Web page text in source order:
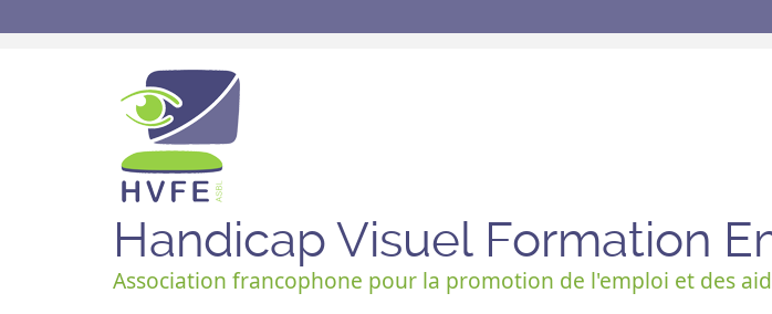
Handicap Visuel Formation
Association francophone pour la promotion de l'emploi et des